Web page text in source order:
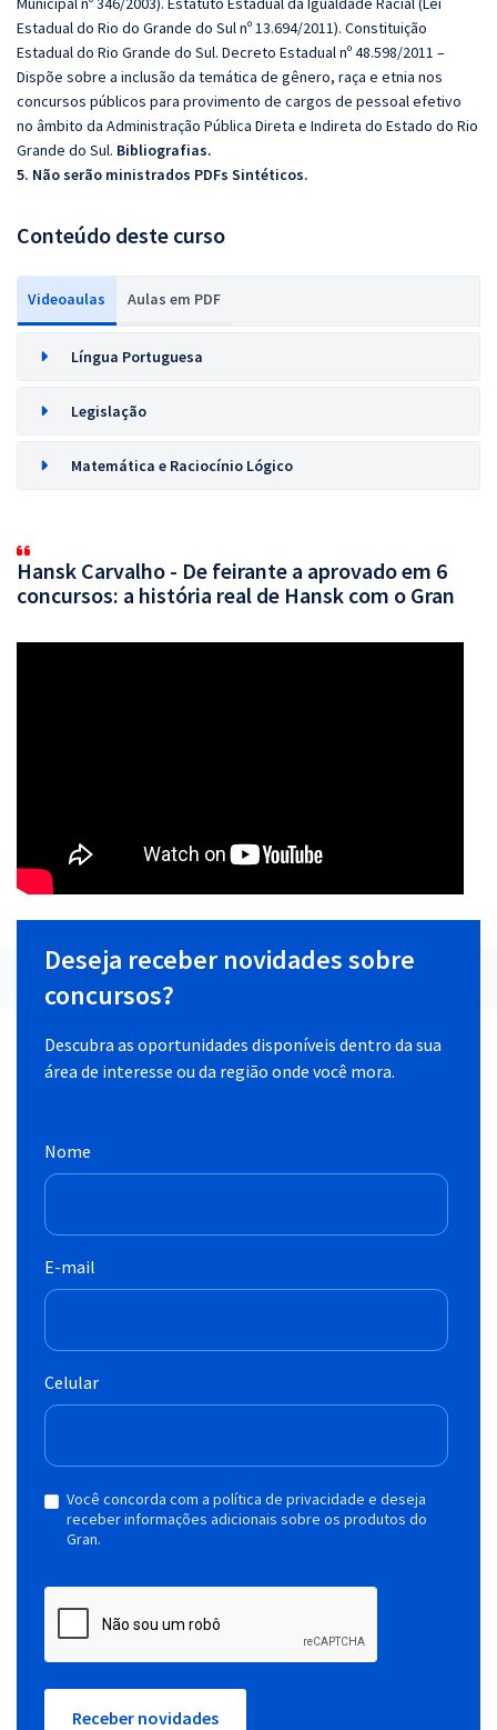
Estadual do Rio do Grande do Sul nº 13.694/2011). Constituição
Estadual do Rio Grande do Sul. Decreto Estadual nº 48.598/2011 –
Dispõe sobre a inclusão da temática de gênero, raça e etnia nos
concursos públicos para provimento de cargos de pessoal efetivo
no âmbito da Administração Pública Direta e Indireta do Estado do Rio
Grande do Sul. Bibliografias.
5. Não serão ministrados PDFs Sintéticos.
Conteúdo deste curso
Videoaulas Aulas em PDF
Língua Portuguesa
Legislação
Matemática e Raciocínio Lógico
Hansk Carvalho - De feirante a aprovado em 6
concursos: a história real de Hansk com o Gran
Deseja receber novidades sobre
concursos?
Descubra as oportunidades disponíveis dentro da sua
área de interesse ou da região onde você mora.
Nome
E-mail
Celular
Você concorda com a política de privacidade e deseja
receber informações adicionais sobre os produtos do
Gran.
Receber novidades